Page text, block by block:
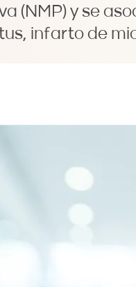
(NMP) y se
infarto de